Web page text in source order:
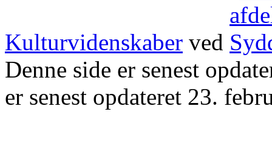
Kulturvidenskaber ved
Denne side er senest
er senest opdateret 23.